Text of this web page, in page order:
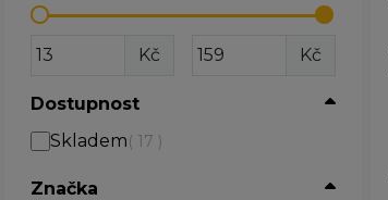
Kč Kč
Dostupnost
Skladem( 17 )
Značka